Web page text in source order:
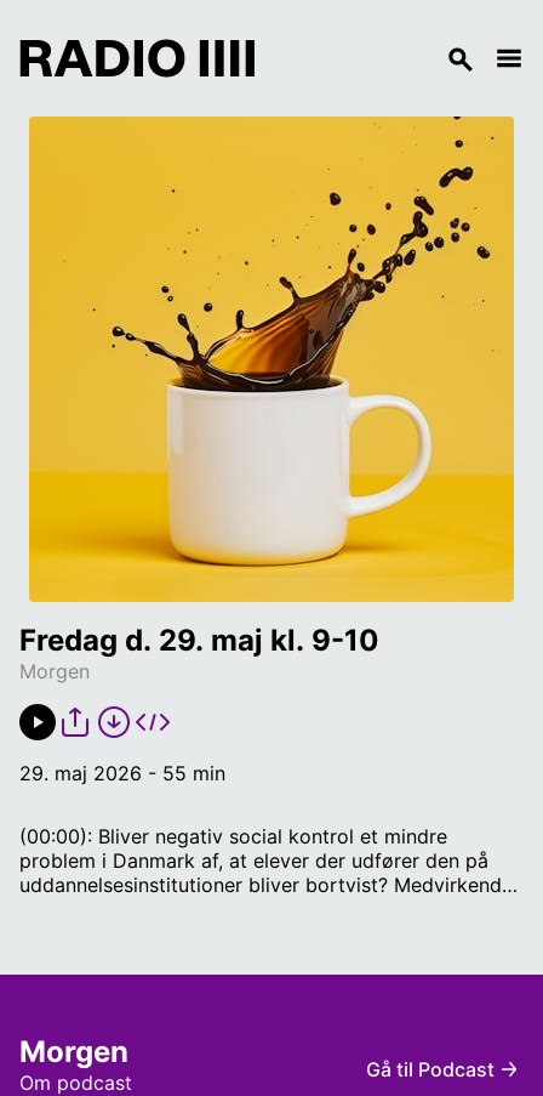
Morgen
Fredag d. 29. maj kl. 9-10
29. maj 2026 - 55 min
(00:00): Bliver negativ social kontrol et mindre
problem i Danmark af, at elever der udfører den på
uddannelsesinstitutioner bliver bortvist? Medvirkende:
forhandlingerne? Medvirkende: Matias Seidelin,
Mathias Wissing & Toke Gripping
Om podcast
Morgen Gå til Podcast